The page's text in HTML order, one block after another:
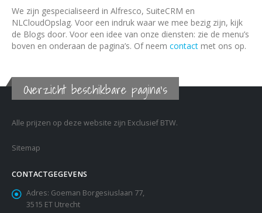
We zijn gespecialiseerd in Alfresco, SuiteCRM en
NLCloudOpslag. Voor een indruk waar we mee bezig zijn, kijk
de Blogs door. Voor een idee van onze diensten: zie de menu’s
boven en onderaan de pagina’s. Of neem contact met ons op.
Overzicht beschikbare pagina's
Alle prijzen op deze website zijn Exclusief BTW.
Sitemap
CONTACTGEGEVENS
Adres: Goeman Borgesiuslaan 77,
3515 ET Utrecht